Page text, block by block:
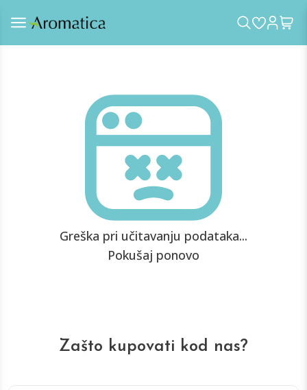
Greška pri učitavanju podataka...
Pokušaj ponovo
Zašto kupovati kod nas?